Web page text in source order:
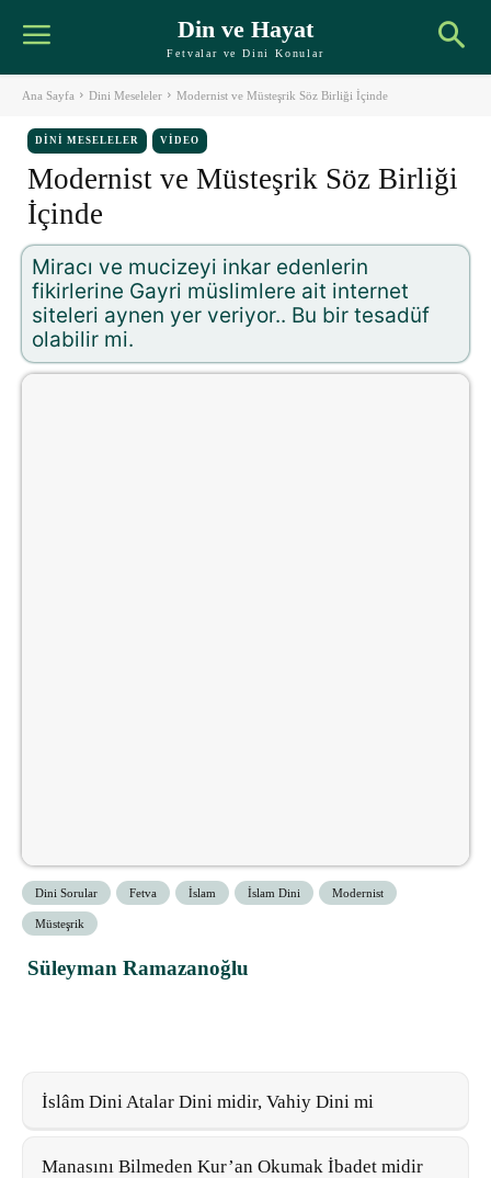
Din ve Hayat
Fetvalar ve Dini Konular
Ana Sayfa Dini Meseleler Modernist ve Müsteşrik Söz Birliği İçinde
DINI MESELELER VIDEO
Modernist ve Müsteşrik Söz Birliği
İçinde
Miracı ve mucizeyi inkar edenlerin
fikirlerine Gayri müslimlere ait internet
siteleri aynen yer veriyor.. Bu bir tesadüf
olabilir mi.
Dini Sorular Fetva İslam İslam Dini Modernist
Müsteşrik
Süleyman Ramazanoğlu
İslâm Dini Atalar Dini midir, Vahiy Dini mi
Manasını Bilmeden Kur’an Okumak İbadet midir